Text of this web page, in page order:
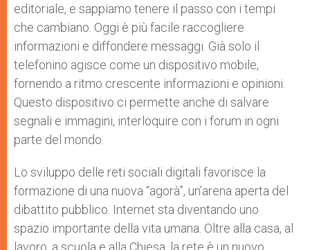
editoriale, e sappiamo tenere il passo con i tempi
che cambiano. Oggi è più facile raccogliere
informazioni e diffondere messaggi. Già solo il
telefonino agisce come un dispositivo mobile,
fornendo a ritmo crescente informazioni e opinioni.
Questo dispositivo ci permette anche di salvare
segnali e immagini, interloquire con i forum in ogni
parte del mondo.
Lo sviluppo delle reti sociali digitali favorisce la
formazione di una nuova “agorà”, un’arena aperta del
dibattito pubblico. Internet sta diventando uno
spazio importante della vita umana. Oltre alla casa, al
lavoro, a scuola e alla Chiesa, la rete è un nuovo